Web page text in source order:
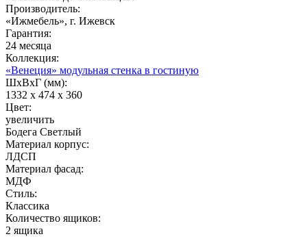
Производитель:
«Ижмебель», г. Ижевск
Гарантия:
24 месяца
Коллекция:
«Венеция» модульная стенка в гостиную
ШхВхГ (мм):
1332 х 474 х 360
Цвет:
увеличить
Бодега Светлый
Материал корпус:
ЛДСП
Материал фасад:
МДФ
Стиль:
Классика
Количество ящиков:
2 ящика